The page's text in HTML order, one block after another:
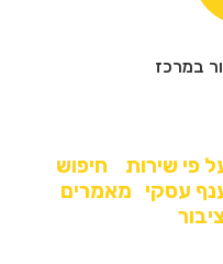
במרכז
פי שירות
חיפוש
עסקי
מאמרים